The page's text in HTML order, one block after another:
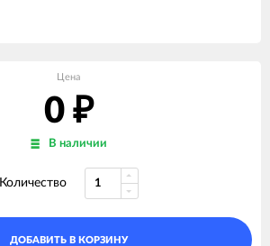
Цена
0 ₽
В наличии
Количество
ДОБАВИТЬ В КОРЗИНУ